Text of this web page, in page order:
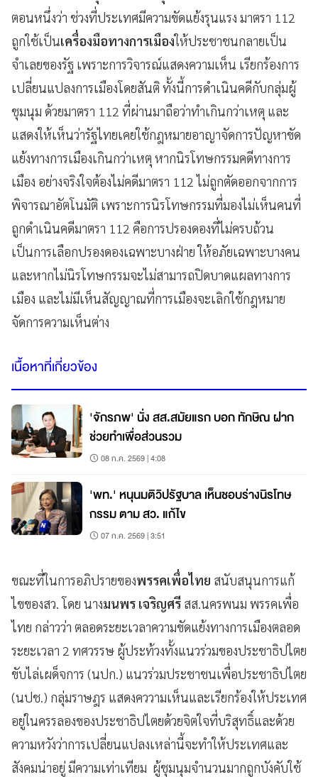
ตอนหนึ่งว่า ช่วงที่ประเทศมีความขัดแย้งรุนแรง มาตรา 112
ถูกใช้เป็นเครื่องมือทางการเมืองให้ประชาชนกลายเป็น
จำเลยของรัฐ เพราะการวิจารณ์แสดงความเห็น เรียกร้องการ
เปลี่ยนแปลงการเมืองโดยสันติ ทั้งนี้การดำเนินคดีกับกลุ่มผู้
ชุมนุม ด้วยมาตรา 112 ที่ผ่านมาถือว่าทำเกินกว่าเหตุ และ
แสดงให้เห็นว่ารัฐไทยเคยใช้กฎหมายอาญาจัดการปัญหาขัด
แย้งทางการเมืองเกินกว่าเหตุ หากนิรโทษกรรมคดีทางการ
เมือง อย่างจริงใจต้องไม่คดีมาตรา 112 ไม่ถูกตัดออกจากการ
พิจารณาอัตโนมัติ เพราะการนิรโทษกรรมที่มองไม่เห็นคนที่
ถูกดำเนินคดีมาตรา 112 คือการปรองดองที่ไม่ครบถ้วน
เป็นการเลือกปรองดองเฉพาะบางฝ่าย ให้อภัยเฉพาะบางคน
และหากไม่นิรโทษกรรมจะไม่สามารถปิดบาดแผลทางการ
เมือง และไม่มีเห็นสัญญาณที่การเมืองจะเลิกใช้กฎหมาย
จัดการความเห็นต่าง
เนื้อหาที่เกี่ยวข้อง
'จักรภพ' นั่ง สส.สมัยแรก บอก ทักษิณ ฝาก
ช่วยทำเพื่อส่วนรวม
08 ก.ค. 2569 | 4:08
'พท.' หนุนมติวิปรัฐบาล เห็นชอบร่างนิรโทษ
กรรม ตาม สว. แก้ไข
07 ก.ค. 2569 | 3:51
ขณะที่ในการอภิปรายของพรรคเพื่อไทย สนับสนุนการแก้
ไขของสว. โดย นางมนพร เจริญศรี สส.นครพนม พรรคเพื่อ
ไทย กล่าวว่า ตลอดระยะเวลาความขัดแย้งทางการเมืองตลอด
ระยะเวลา 2 ทศวรรษ ผู้ประท้วงทั้งแนวร่วมของประชาธิปไตย
ขับไล่เผด็จการ (นปก.) แนวร่วมประชาชนเพื่อประชาธิปไตย
(นปช.) กลุ่มราษฎร แสดงคววามเห็นและเรียกร้องให้ประเทศ
อยู่ในครรลองของประชาธิปไตยด้วยจิตใจที่บริสุทธิ์และด้วย
ความหวังว่าการเปลี่ยนแปลงเหล่านี้จะทำให้ประเทศและ
สังคมน่าอยู่ มีความเท่าเทียม ผู้ชุมนุมจำนวนมากถูกบังคับใช้